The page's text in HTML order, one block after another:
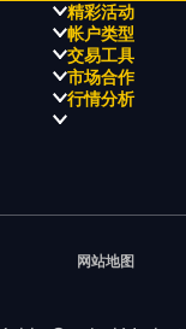
精彩活动
职业高尔夫 x 飘移队
全球高尔夫锦标赛
帐户类型
ECN 账户
STP 账户
账户比较
交易工具
市场合作
行情分析
网站地图